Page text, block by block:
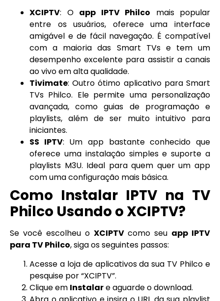
XCIPTV: O app IPTV Philco mais popular
entre os usuários, oferece uma interface
amigável e de fácil navegação. É compatível
com a maioria das Smart TVs e tem um
desempenho excelente para assistir a canais
ao vivo em alta qualidade.
Tivimate: Outro ótimo aplicativo para Smart
TVs Philco. Ele permite uma personalização
avançada, como guias de programação e
playlists, além de ser muito intuitivo para
iniciantes.
SS IPTV: Um app bastante conhecido que
oferece uma instalação simples e suporte a
playlists M3U. Ideal para quem quer um app
com uma configuração mais básica.
Como Instalar IPTV na TV
Philco Usando o XCIPTV?
Se você escolheu o XCIPTVcomo seu app IPTV
para TV Philco, siga os seguintes passos:
Acesse a loja de aplicativos da sua TV Philco e
pesquise por “XCIPTV”.
Clique em Instalare aguarde o download.